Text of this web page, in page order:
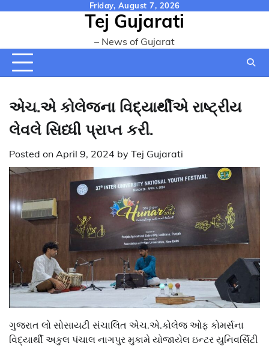
Friday, August 7, 2026
Tej Gujarati
– News of Gujarat
એચ.એ કોલેજના વિદ્યાર્થીએ રાષ્ટ્રીય
લેવલે સિધ્ધી પ્રાપ્ત કરી.
Posted on April 9, 2024 by Tej Gujarati
ગુજરાત લો સોસાયટી સંચાલિત એચ.એ.કોલેજ ઓફ કોમર્સના
વિદ્યાર્થી અકુલ પંચાલ નાગપુર મુકામે યોજાયેલ ઇન્ટર યુનિવર્સિટી